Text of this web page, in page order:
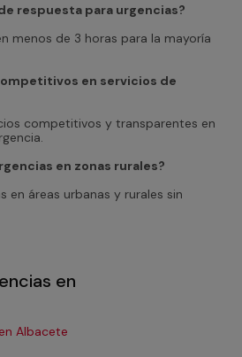
respuesta para urgencias?
menos de 3 horas para la mayoría
en servicios de
competitivos y transparentes en
en zonas rurales?
en áreas urbanas y rurales sin
en
Albacete